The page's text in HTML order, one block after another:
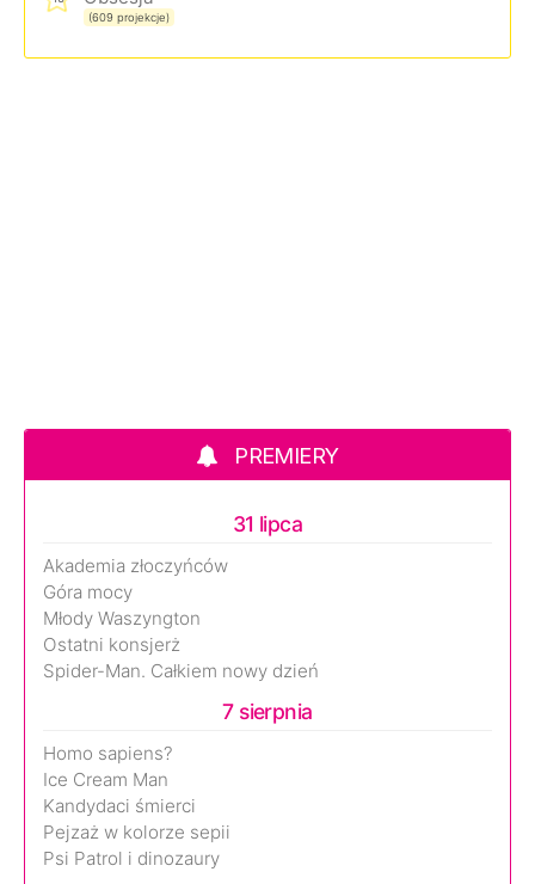
(609 projekcje)
PREMIERY
31 lipca
Akademia złoczyńców
Góra mocy
Młody Waszyngton
Ostatni konsjerż
Spider-Man. Całkiem nowy dzień
7 sierpnia
Homo sapiens?
Ice Cream Man
Kandydaci śmierci
Pejzaż w kolorze sepii
Psi Patrol i dinozaury